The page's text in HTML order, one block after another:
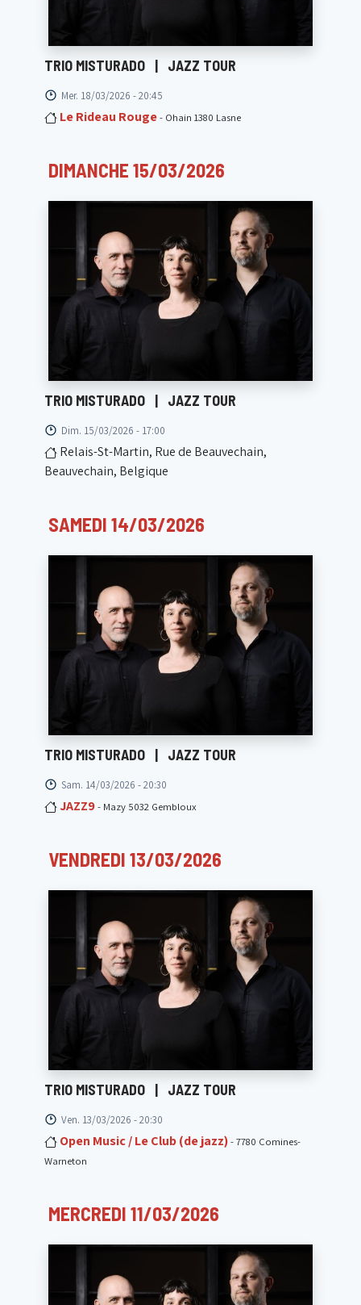
TRIO MISTURADO | JAZZ TOUR
Mer. 18/03/2026 - 20:45
Le Rideau Rouge- Ohain 1380 Lasne
DIMANCHE 15/03/2026
TRIO MISTURADO | JAZZ TOUR
Dim. 15/03/2026 - 17:00
Relais-St-Martin, Rue de Beauvechain,
Beauvechain, Belgique
SAMEDI 14/03/2026
TRIO MISTURADO | JAZZ TOUR
Sam. 14/03/2026 - 20:30
JAZZ9- Mazy 5032 Gembloux
VENDREDI 13/03/2026
TRIO MISTURADO | JAZZ TOUR
Ven. 13/03/2026 - 20:30
Open Music / Le Club (de jazz)- 7780 Comines-
Warneton
MERCREDI 11/03/2026